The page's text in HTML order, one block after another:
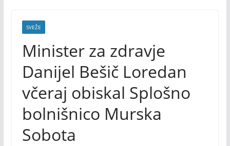
SVEŽE
Minister za zdravje
Danijel Bešič Loredan
včeraj obiskal Splošno
bolnišnico Murska
Sobota